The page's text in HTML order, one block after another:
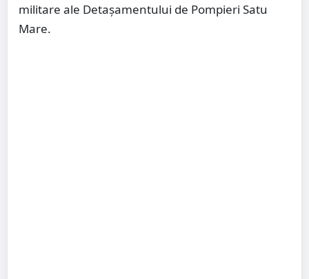
militare ale Detașamentului de Pompieri Satu
Mare.